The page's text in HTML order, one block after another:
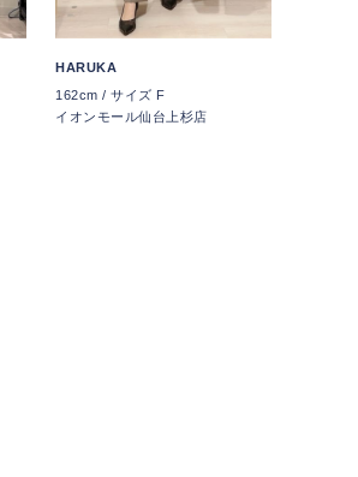
HARUKA
162cm / サイズ F
イオンモール仙台上杉店